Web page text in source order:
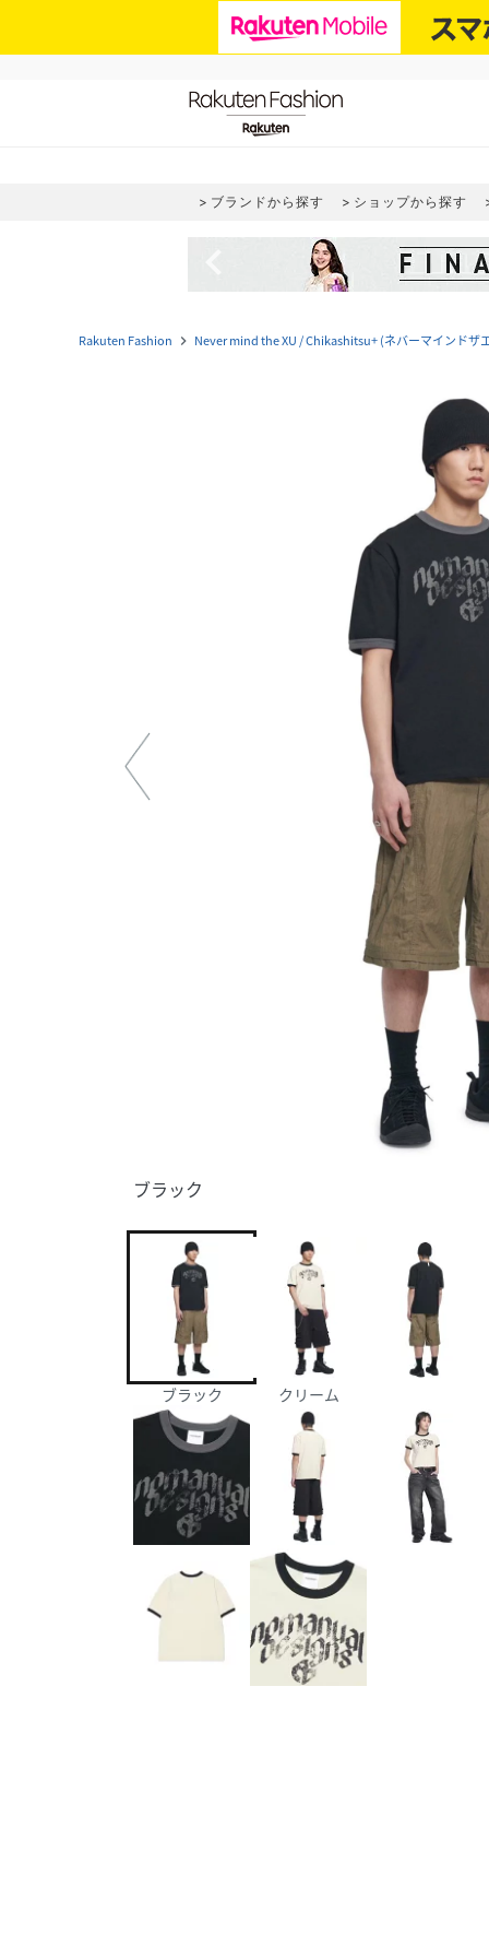
ブランドから探す ショップから探す
Rakuten Fashion navigate_next Never mind the XU / Chikashitsu+ (ネバーマインドザ
ブラック
ブラック クリーム